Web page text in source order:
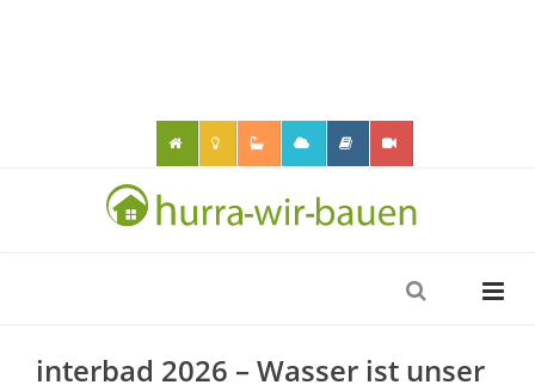
interbad 2026 – Wasser ist unser